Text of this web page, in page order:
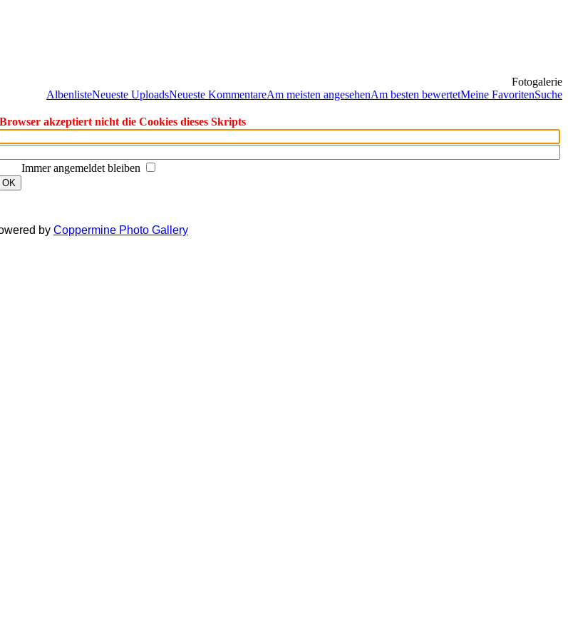
Fotogalerie
AlbenlisteNeueste UploadsNeueste KommentareAm meisten angesehenAm besten bewertetMeine FavoritenSuche
akzeptiert nicht die Cookies dieses Skripts
Immer angemeldet bleiben
OK
by Coppermine Photo Gallery